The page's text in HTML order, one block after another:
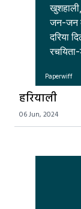
खुशहाली,
जन-जन
दरिया
Paperwiff
हरियाली
06 Jun, 2024